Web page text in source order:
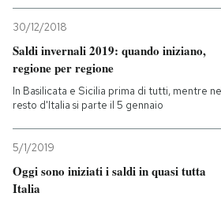
30/12/2018
Saldi invernali 2019: quando iniziano,
regione per regione
In Basilicata e Sicilia prima di tutti, mentre
resto d'Italia si parte il 5 gennaio
5/1/2019
Oggi sono iniziati i saldi in quasi tutta
Italia